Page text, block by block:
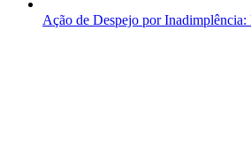
Ação de Despejo por Inadimplência: